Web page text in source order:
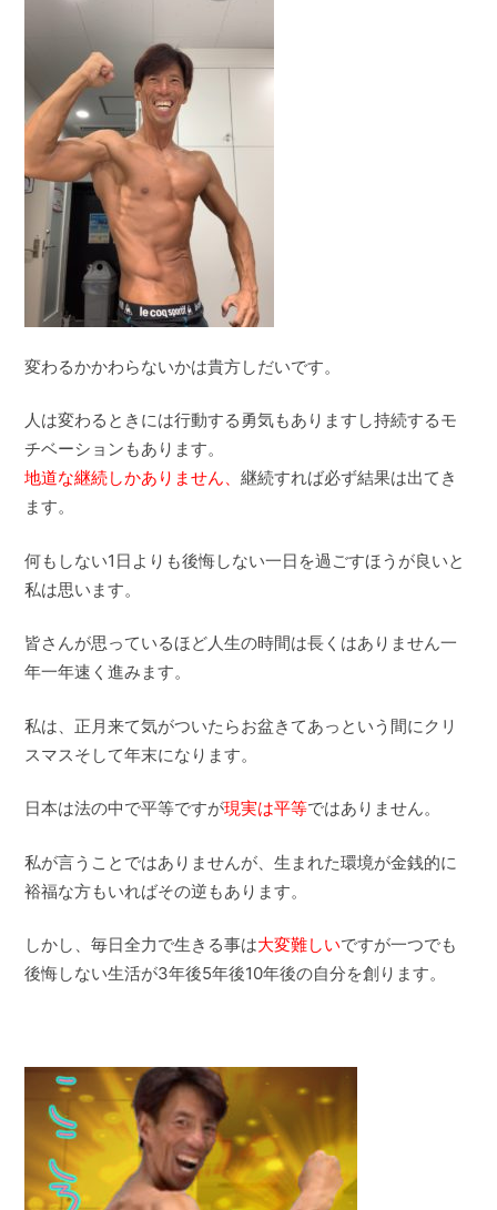
変わるかかわらないかは貴方しだいです。
人は変わるときには行動する勇気もありますし持続するモ
チベーションもあります。
地道な継続しかありません、継続すれば必ず結果は出てき
ます。
何もしない1日よりも後悔しない一日を過ごすほうが良いと
私は思います。
皆さんが思っているほど人生の時間は長くはありません一
年一年速く進みます。
私は、正月来て気がついたらお盆きてあっという間にクリ
スマスそして年末になります。
日本は法の中で平等ですが現実は平等ではありません。
私が言うことではありませんが、生まれた環境が金銭的に
裕福な方もいればその逆もあります。
しかし、毎日全力で生きる事は大変難しいですが一つでも
後悔しない生活が3年後5年後10年後の自分を創ります。